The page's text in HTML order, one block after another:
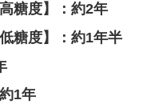
糖度】：約2年
糖度】：約1年半
1年